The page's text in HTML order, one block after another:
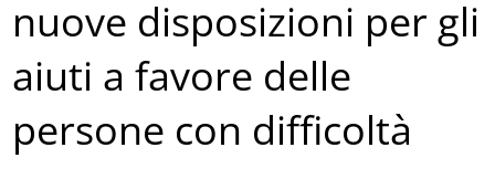
nuove disposizioni per gli
aiuti a favore delle
persone con difficoltà